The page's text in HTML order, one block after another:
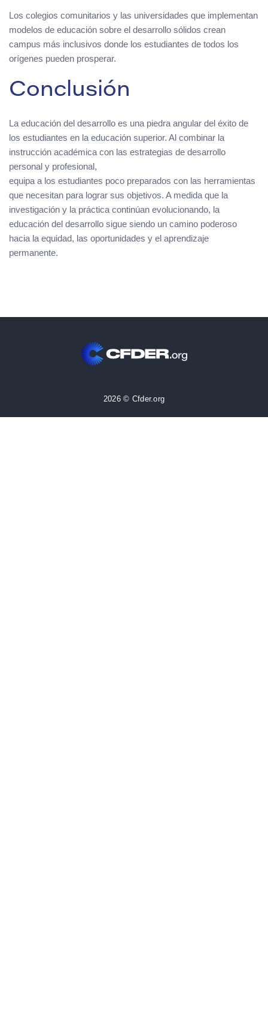
Los colegios comunitarios y las universidades que implementan
modelos de educación sobre el desarrollo sólidos crean
campus más inclusivos donde los estudiantes de todos los
orígenes pueden prosperar.
Conclusión
La educación del desarrollo es una piedra angular del éxito de
los estudiantes en la educación superior. Al combinar la
instrucción académica con las estrategias de desarrollo
personal y profesional,
equipa a los estudiantes poco preparados con las herramientas
que necesitan para lograr sus objetivos. A medida que la
investigación y la práctica continúan evolucionando, la
educación del desarrollo sigue siendo un camino poderoso
hacia la equidad, las oportunidades y el aprendizaje
permanente.
2026 © Cfder.org